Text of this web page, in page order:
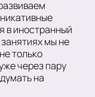
в иностранный
мы не
только
через пару
на